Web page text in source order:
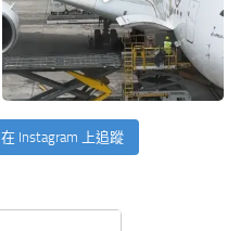
在 Instagram 上追蹤